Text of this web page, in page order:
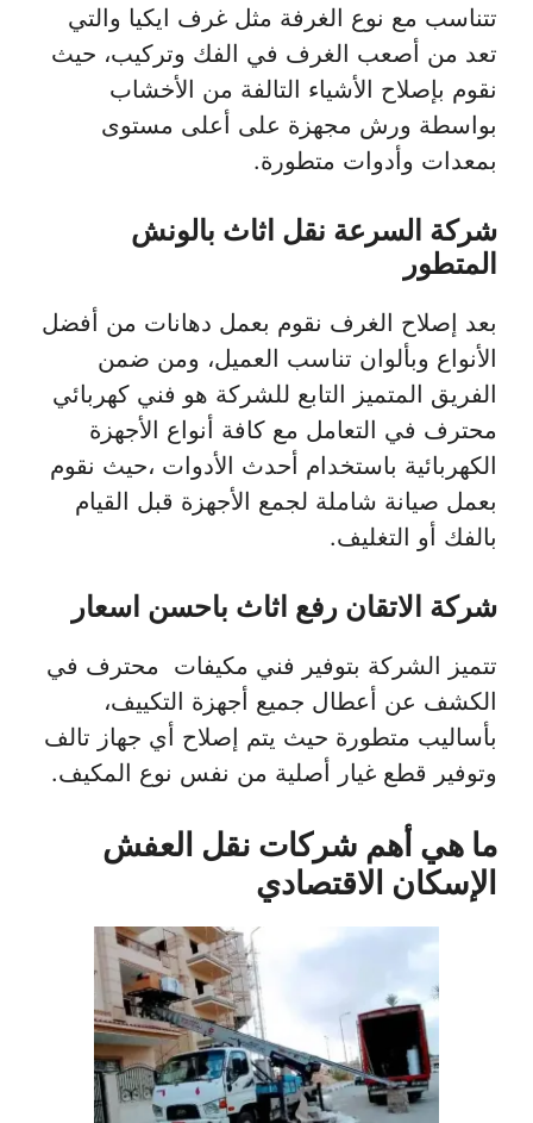
تتناسب مع نوع الغرفة مثل غرف ايكيا والتي
تعد من أصعب الغرف في الفك وتركيب، حيث
نقوم بإصلاح الأشياء التالفة من الأخشاب
بواسطة ورش مجهزة على أعلى مستوى
بمعدات وأدوات متطورة.
شركة السرعة نقل اثاث بالونش
المتطور
بعد إصلاح الغرف نقوم بعمل دهانات من أفضل
الأنواع وبألوان تناسب العميل، ومن ضمن
الفريق المتميز التابع للشركة هو فني كهربائي
محترف في التعامل مع كافة أنواع الأجهزة
الكهربائية باستخدام أحدث الأدوات ،حيث نقوم
بعمل صيانة شاملة لجمع الأجهزة قبل القيام
بالفك أو التغليف.
شركة الاتقان رفع اثاث باحسن اسعار
تتميز الشركة بتوفير فني مكيفات محترف في
الكشف عن أعطال جميع أجهزة التكييف،
بأساليب متطورة حيث يتم إصلاح أي جهاز تالف
وتوفير قطع غيار أصلية من نفس نوع المكيف.
ما هي أهم شركات نقل العفش
الإسكان الاقتصادي